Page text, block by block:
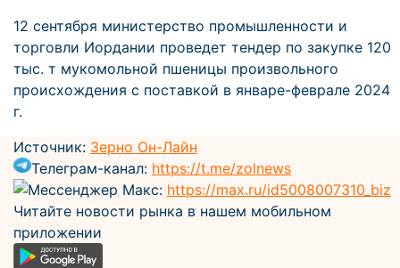
12 сентября министерство промышленности и
торговли Иордании проведет тендер по закупке 120
тыс. т мукомольной пшеницы произвольного
происхождения с поставкой в январе-феврале 2024
г.
Источник: Зерно Он-Лайн
Телеграм-канал: https://t.me/zolnews
Мессенджер Макс: https://max.ru/id5008007310_biz
Читайте новости рынка в нашем мобильном
приложении